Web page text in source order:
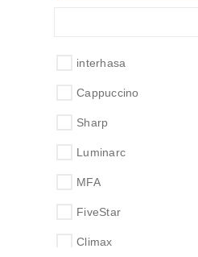
interhasa
Cappuccino
Sharp
Luminarc
MFA
FiveStar
Climax